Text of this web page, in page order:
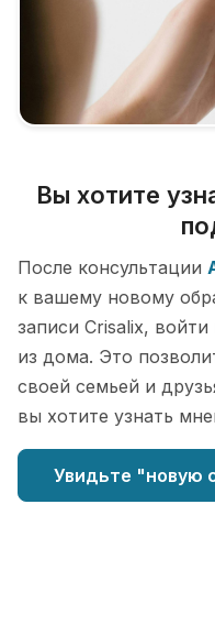
Вы хотите
После консультации
к вашему новому
записи Crisalix,
из дома. Это
своей семьей и
вы хотите узнать
Увидьте "новую